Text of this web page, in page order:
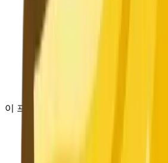
럭셔리 시계 + 극적인 조명——
제어, 미묘한 연기 효과와 어두
운 제품 이미지를 연출합니다.
이 프롬프트를 복사하세요:
Luxury men's wristwatch